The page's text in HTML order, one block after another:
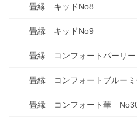
畳縁 キッドNo8
畳縁 キッドNo9
畳縁 コンフォートパーリー
畳縁 コンフォートブルーミ
畳縁 コンフォート華